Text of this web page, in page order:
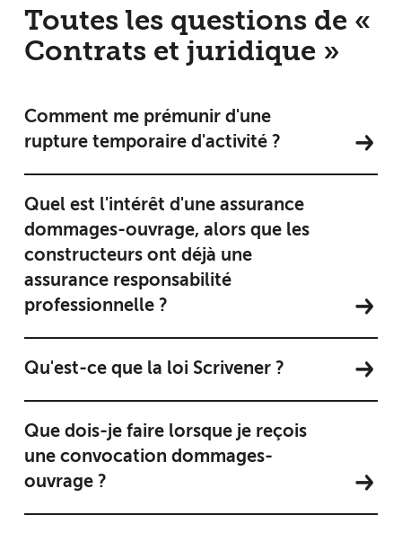
Toutes les questions de «
Contrats et juridique »
Comment me prémunir d'une
rupture temporaire d'activité ?
Quel est l'intérêt d'une assurance
dommages-ouvrage, alors que les
constructeurs ont déjà une
assurance responsabilité
professionnelle ?
Qu'est-ce que la loi Scrivener ?
Que dois-je faire lorsque je reçois
une convocation dommages-
ouvrage ?